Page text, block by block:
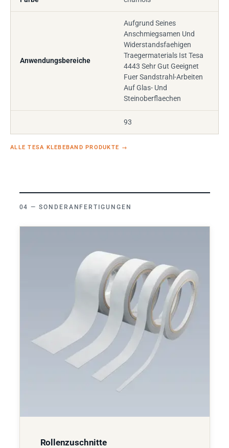
Anwendungsbereiche
Aufgrund Seines
Anschmiegsamen Und
Widerstandsfaehigen
Traegermaterials Ist Tesa
4443 Sehr Gut Geeignet
Fuer Sandstrahl-Arbeiten
Auf Glas- Und
Steinoberflaechen
93
ALLE TESA KLEBEBAND PRODUKTE →
SONDERANFERTIGUNGEN
Rollenzuschnitte